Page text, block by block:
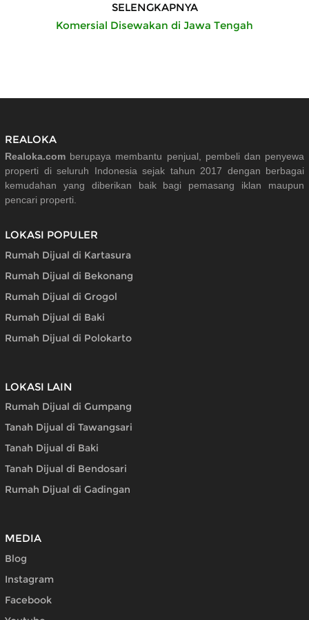
SELENGKAPNYA
Komersial Disewakan di Jawa Tengah
REALOKA
Realoka.com berupaya membantu penjual, pembeli dan penyewa
properti di seluruh Indonesia sejak tahun 2017 dengan berbagai
kemudahan yang diberikan baik bagi pemasang iklan maupun
pencari properti.
LOKASI POPULER
Rumah Dijual di Kartasura
Rumah Dijual di Bekonang
Rumah Dijual di Grogol
Rumah Dijual di Baki
Rumah Dijual di Polokarto
LOKASI LAIN
Rumah Dijual di Gumpang
Tanah Dijual di Tawangsari
Tanah Dijual di Baki
Tanah Dijual di Bendosari
Rumah Dijual di Gadingan
MEDIA
Blog
Instagram
Facebook